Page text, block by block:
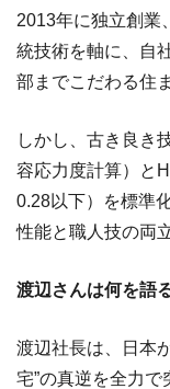
2013年に独立創業
統技術を軸に、自
部までこだわる住
しかし、古き良き
容応力度計算）と
0.28以下）を標準
性能と職人技の両
渡辺さんは何を語
渡辺社長は、日本
宅”の真逆を全力で